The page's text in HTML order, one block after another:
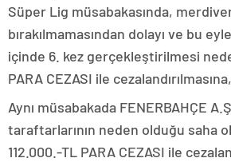
Süper Lig müsabakasında,
bırakılmamasından dolayı ve bu
içinde 6. kez gerçekleştirilmesi
PARA CEZASI ile cezalandırılmasına,
Aynı müsabakada FENERBAHÇE
taraftarlarının neden olduğu saha
112.000.-TL PARA CEZASI ile